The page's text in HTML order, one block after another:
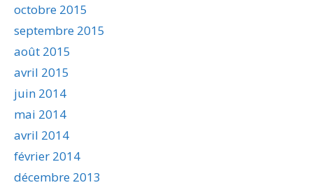
octobre 2015
septembre 2015
août 2015
avril 2015
juin 2014
mai 2014
avril 2014
février 2014
décembre 2013